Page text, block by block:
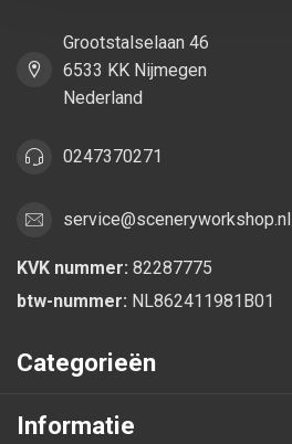
Grootstalselaan 46
6533 KK Nijmegen
Nederland
0247370271
service@sceneryworkshop.nl
KVK nummer: 82287775
btw-nummer: NL862411981B01
Categorieën
Informatie